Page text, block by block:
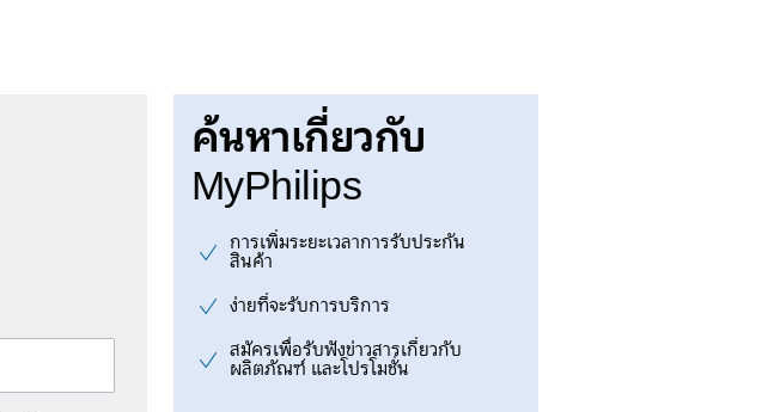
ค้นหาเกี่ยวกับ
MyPhilips
การเพิ่มระยะเวลาการรับประกัน
สินค้า
ง่ายที่จะรับการบริการ
สมัครเพื่อรับฟังข่าวสารเกี่ยวกับ
ผลิตภัณฑ์ และโปรโมชั่น